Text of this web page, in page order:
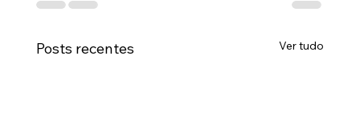
Posts recentes Ver tudo